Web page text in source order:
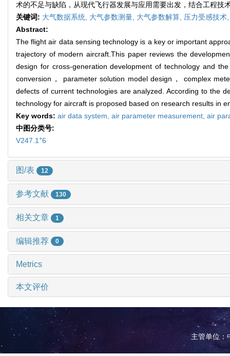
术的不足与缺陷，从现代飞行器发展与应用需要出发，结合工程
关键词: 大气数据系统, 大气参数测量, 大气参数解算, 压力受感技
Abstract:
The flight air data sensing technology is a key or important
trajectory of modern aircraft.This paper reviews the
design for cross-generation development of technology and
conversion， parameter solution model design， complex
defects of current technologies are analyzed. According to the
technology for aircraft is proposed based on research results in
Key words: air data system, air parameter measurement, air
中图分类号:
V247.1+6
图/表 12
参考文献 130
相关文章 1
编辑推荐 0
Metrics
本文评价
主管单位：